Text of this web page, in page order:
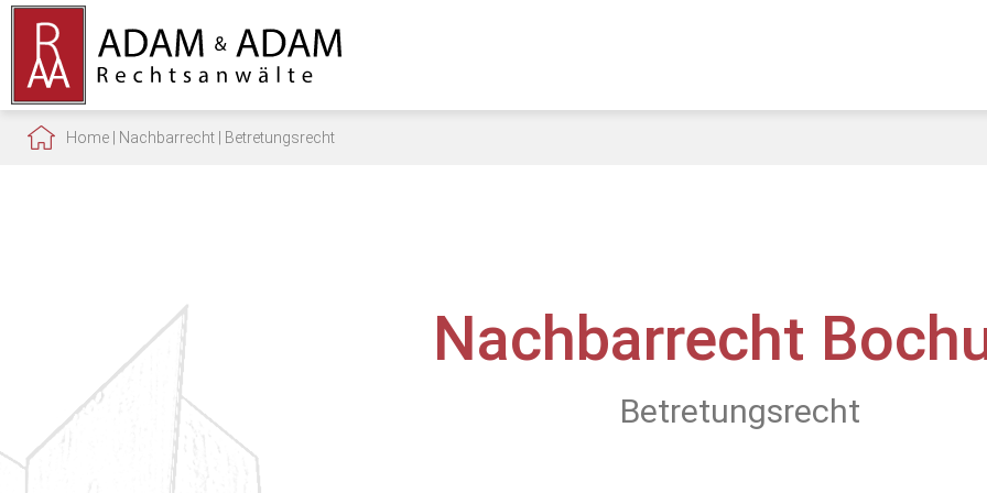
Home Nachbarrecht Betretungsrecht
Nachbarrecht
Betretungsrecht